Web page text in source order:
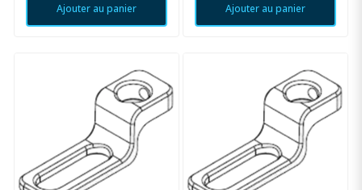
Ajouter au panier Ajouter au panier